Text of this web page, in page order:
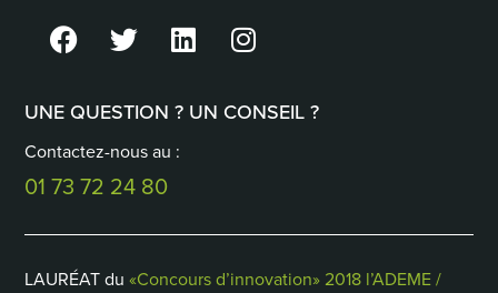
UNE QUESTION ? UN CONSEIL ?
Contactez-nous au :
01 73 72 24 80
LAURÉAT du«Concours d’innovation» 2018 l’ADEME /